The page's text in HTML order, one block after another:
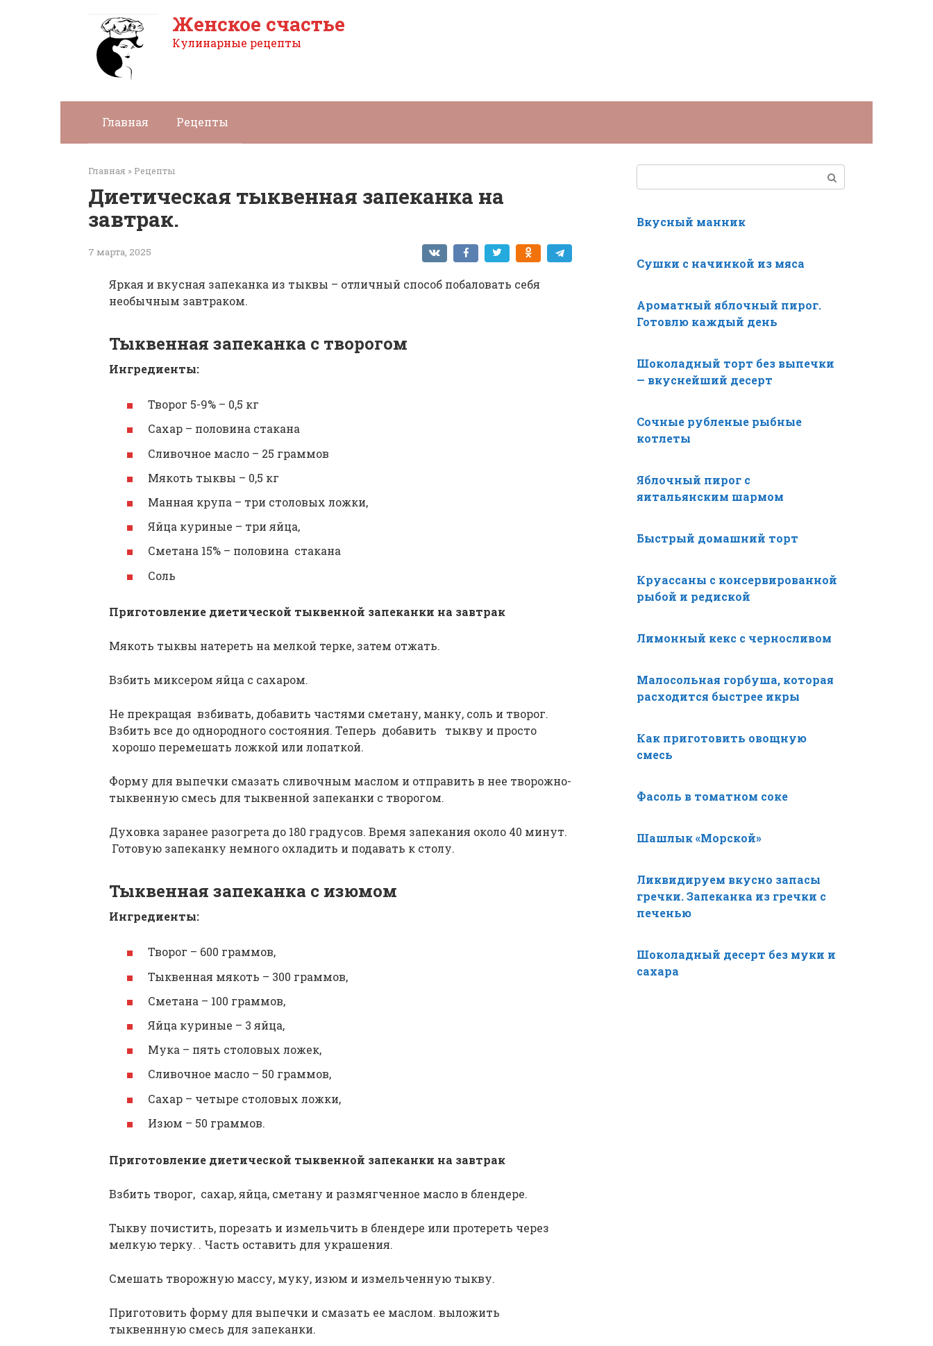
Женское счастье
Кулинарные рецепты
Главная Рецепты
Главная » Рецепты
Диетическая тыквенная запеканка на
завтрак.
7 марта, 2025
Яркая и вкусная запеканка из тыквы – отличный способ побаловать себя
необычным завтраком.
Тыквенная запеканка с творогом
Ингредиенты:
Творог 5-9% – 0,5 кг
Сахар – половина стакана
Сливочное масло – 25 граммов
Мякоть тыквы – 0,5 кг
Манная крупа – три столовых ложки,
Яйца куриные – три яйца,
Сметана 15% – половина стакана
Соль
Приготовление диетической тыквенной запеканки на завтрак
Мякоть тыквы натереть на мелкой терке, затем отжать.
Взбить миксером яйца с сахаром.
Не прекращая взбивать, добавить частями сметану, манку, соль и творог.
Взбить все до однородного состояния. Теперь добавить тыкву и просто
хорошо перемешать ложкой или лопаткой.
Форму для выпечки смазать сливочным маслом и отправить в нее творожно-
тыквенную смесь для тыквенной запеканки с творогом.
Духовка заранее разогрета до 180 градусов. Время запекания около 40 минут.
Готовую запеканку немного охладить и подавать к столу.
Тыквенная запеканка с изюмом
Ингредиенты:
Творог – 600 граммов,
Тыквенная мякоть – 300 граммов,
Сметана – 100 граммов,
Яйца куриные – 3 яйца,
Мука – пять столовых ложек,
Сливочное масло – 50 граммов,
Сахар – четыре столовых ложки,
Изюм – 50 граммов.
Приготовление диетической тыквенной запеканки на завтрак
Взбить творог, сахар, яйца, сметану и размягченное масло в блендере.
Тыкву почистить, порезать и измельчить в блендере или протереть через
мелкую терку. . Часть оставить для украшения.
Смешать творожную массу, муку, изюм и измельченную тыкву.
Приготовить форму для выпечки и смазать ее маслом. выложить
тыквеннную смесь для запеканки.
Вкусный манник
Сушки с начинкой из мяса
Ароматный яблочный пирог.
Готовлю каждый день
Шоколадный торт без выпечки
— вкуснейший десерт
Сочные рубленые рыбные
котлеты
Яблочный пирог с
яитальянским шармом
Быстрый домашний торт
Круассаны с консервированной
рыбой и редиской
Лимонный кекс с черносливом
Малосольная горбуша, которая
расходится быстрее икры
Как приготовить овощную
смесь
Фасоль в томатном соке
Шашлык «Морской»
Ликвидируем вкусно запасы
гречки. Запеканка из гречки с
печенью
Шоколадный десерт без муки и
сахара